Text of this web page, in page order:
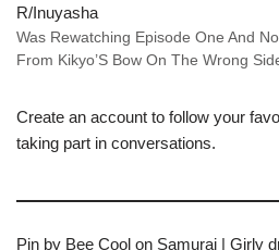
Was Rewatching Episode One And
From Kikyo’S Bow On The Wrong
Create an account to follow your
taking part in conversations.
Pin by Bee Cool on Samurai | Girly